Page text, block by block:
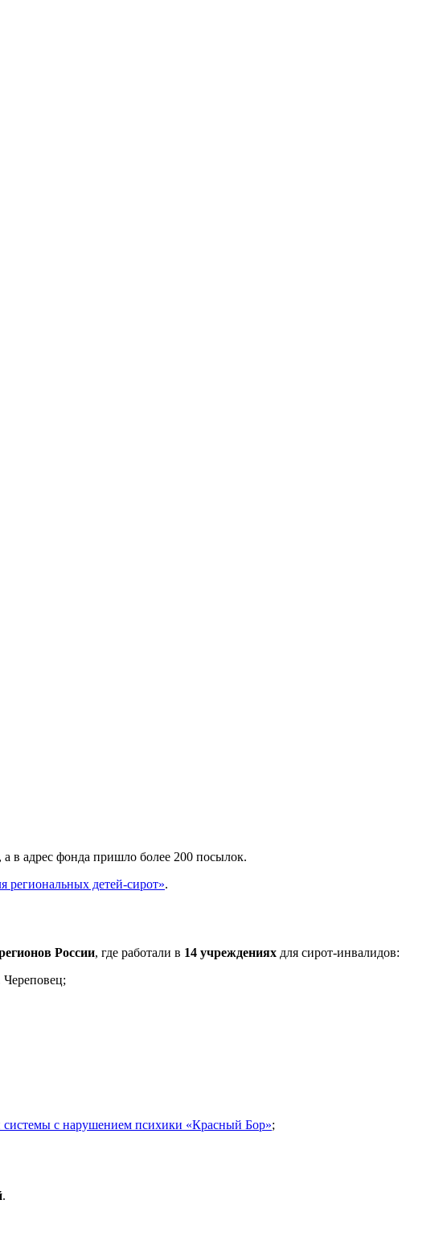
в адрес фонда пришло более 200 посылок.
региональных детей-сирот».
России, где работали в 14 учреждениях для сирот-инвалидов:
Череповец;
системы с нарушением психики «Красный Бор»;
.